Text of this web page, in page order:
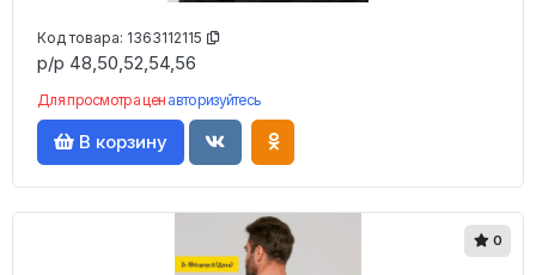
Код товара: 1363112115
р/р 48,50,52,54,56
Для просмотра цен авторизуйтесь
В корзину
0